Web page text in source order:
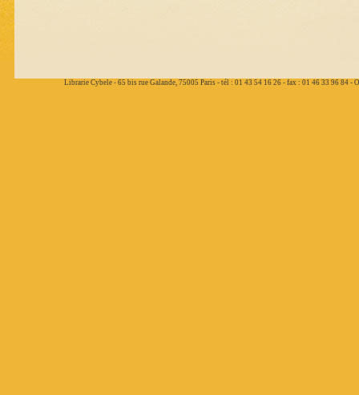
Librarie Cybele - 65 bis rue Galande, 75005 Paris - tél : 01 43 54 16 26 - fax : 01 46 33 96 84